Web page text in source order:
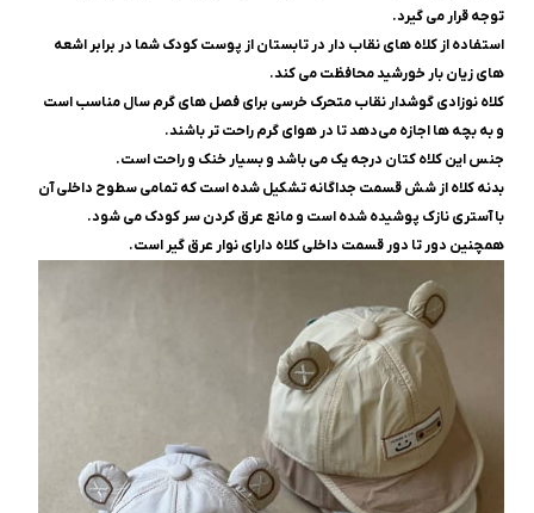
توجه قرار می گیرد.
استفاده از کلاه های نقاب دار در تابستان از پوست کودک شما در برابر اشعه
های زیان بار خورشید محافظت می کند.
کلاه نوزادی گوشدار نقاب متحرک خرسی برای فصل‌ های گرم سال مناسب است
و به بچه‌ ها اجازه می‌دهد تا در هوای گرم راحت ‌تر باشند.
جنس این کلاه کتان درجه یک می باشد و بسیار خنک و راحت است.
بدنه کلاه از شش قسمت جداگانه تشکیل شده است که تمامی سطوح داخلی آن
با آستری نازک پوشیده شده است و مانع عرق کردن سر کودک می شود.
همچنین دور تا دور قسمت داخلی کلاه دارای نوار عرق گیر است.